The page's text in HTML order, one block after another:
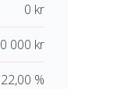
0 kr
000 kr
22,00 %